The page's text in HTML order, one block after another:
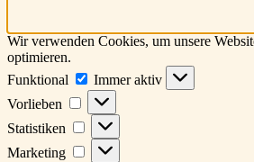
Wir verwenden Cookies, um unsere
optimieren.
Funktional
Funktional
Immer aktiv
Vorlieben
Vorlieben
Statistiken Statistiken
Marketing Marketing